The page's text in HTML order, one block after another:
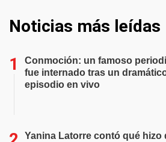
Noticias más leídas
Conmoción: un famoso
fue internado tras un
episodio en vivo
Yanina Latorre contó qué hizo